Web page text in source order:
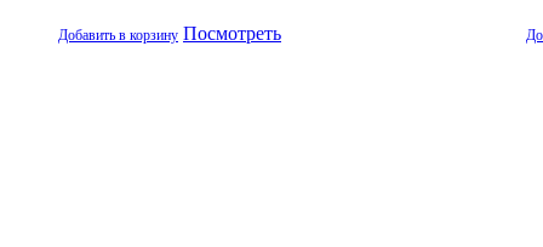
Добавить в корзину Посмотреть